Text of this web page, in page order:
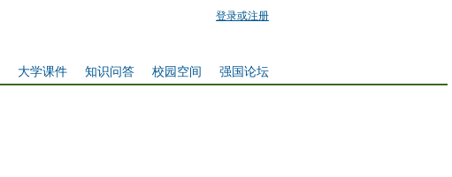
登录或注册
强国论坛
校园空间
知识问答
大学课件